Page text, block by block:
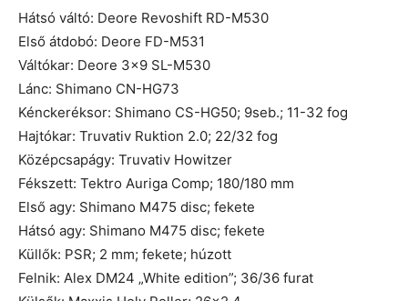
Hátsó váltó: Deore Revoshift RD-M530
Első átdobó: Deore FD-M531
Váltókar: Deore 3×9 SL-M530
Lánc: Shimano CN-HG73
Kénckeréksor: Shimano CS-HG50; 9seb.; 11-32 fog
Hajtókar: Truvativ Ruktion 2.0; 22/32 fog
Középcsapágy: Truvativ Howitzer
Fékszett: Tektro Auriga Comp; 180/180 mm
Első agy: Shimano M475 disc; fekete
Hátsó agy: Shimano M475 disc; fekete
Küllők: PSR; 2 mm; fekete; húzott
Felnik: Alex DM24 „White edition”; 36/36 furat